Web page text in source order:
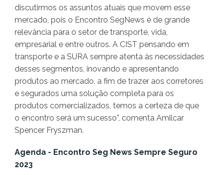
discutirmos os assuntos atuais que movem esse
mercado, pois o Encontro SegNews é de grande
relevância para o setor de transporte, vida,
empresarial e entre outros. A CIST pensando em
transporte e a SURA sempre atenta às necessidades
desses segmentos, inovando e apresentando
produtos ao mercado, a fim de trazer aos corretores
e segurados uma solução completa para os
produtos comercializados, temos a certeza de que
o encontro será um sucesso”, comenta Amilcar
Spencer Fryszman.
Agenda - Encontro Seg News Sempre Seguro
2023